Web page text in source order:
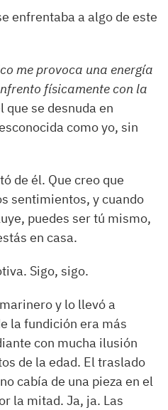
enfrentaba a algo de este
me provoca una energía
físicamente con la
que se desnuda en
como yo, sin
de él. Que creo que
sentimientos, y cuando
puedes ser tú mismo,
en casa.
Sigo, sigo.
y lo llevó a
la fundición era más
con mucha ilusión
de la edad. El traslado
cabía de una pieza en el
la mitad. Ja, ja. Las